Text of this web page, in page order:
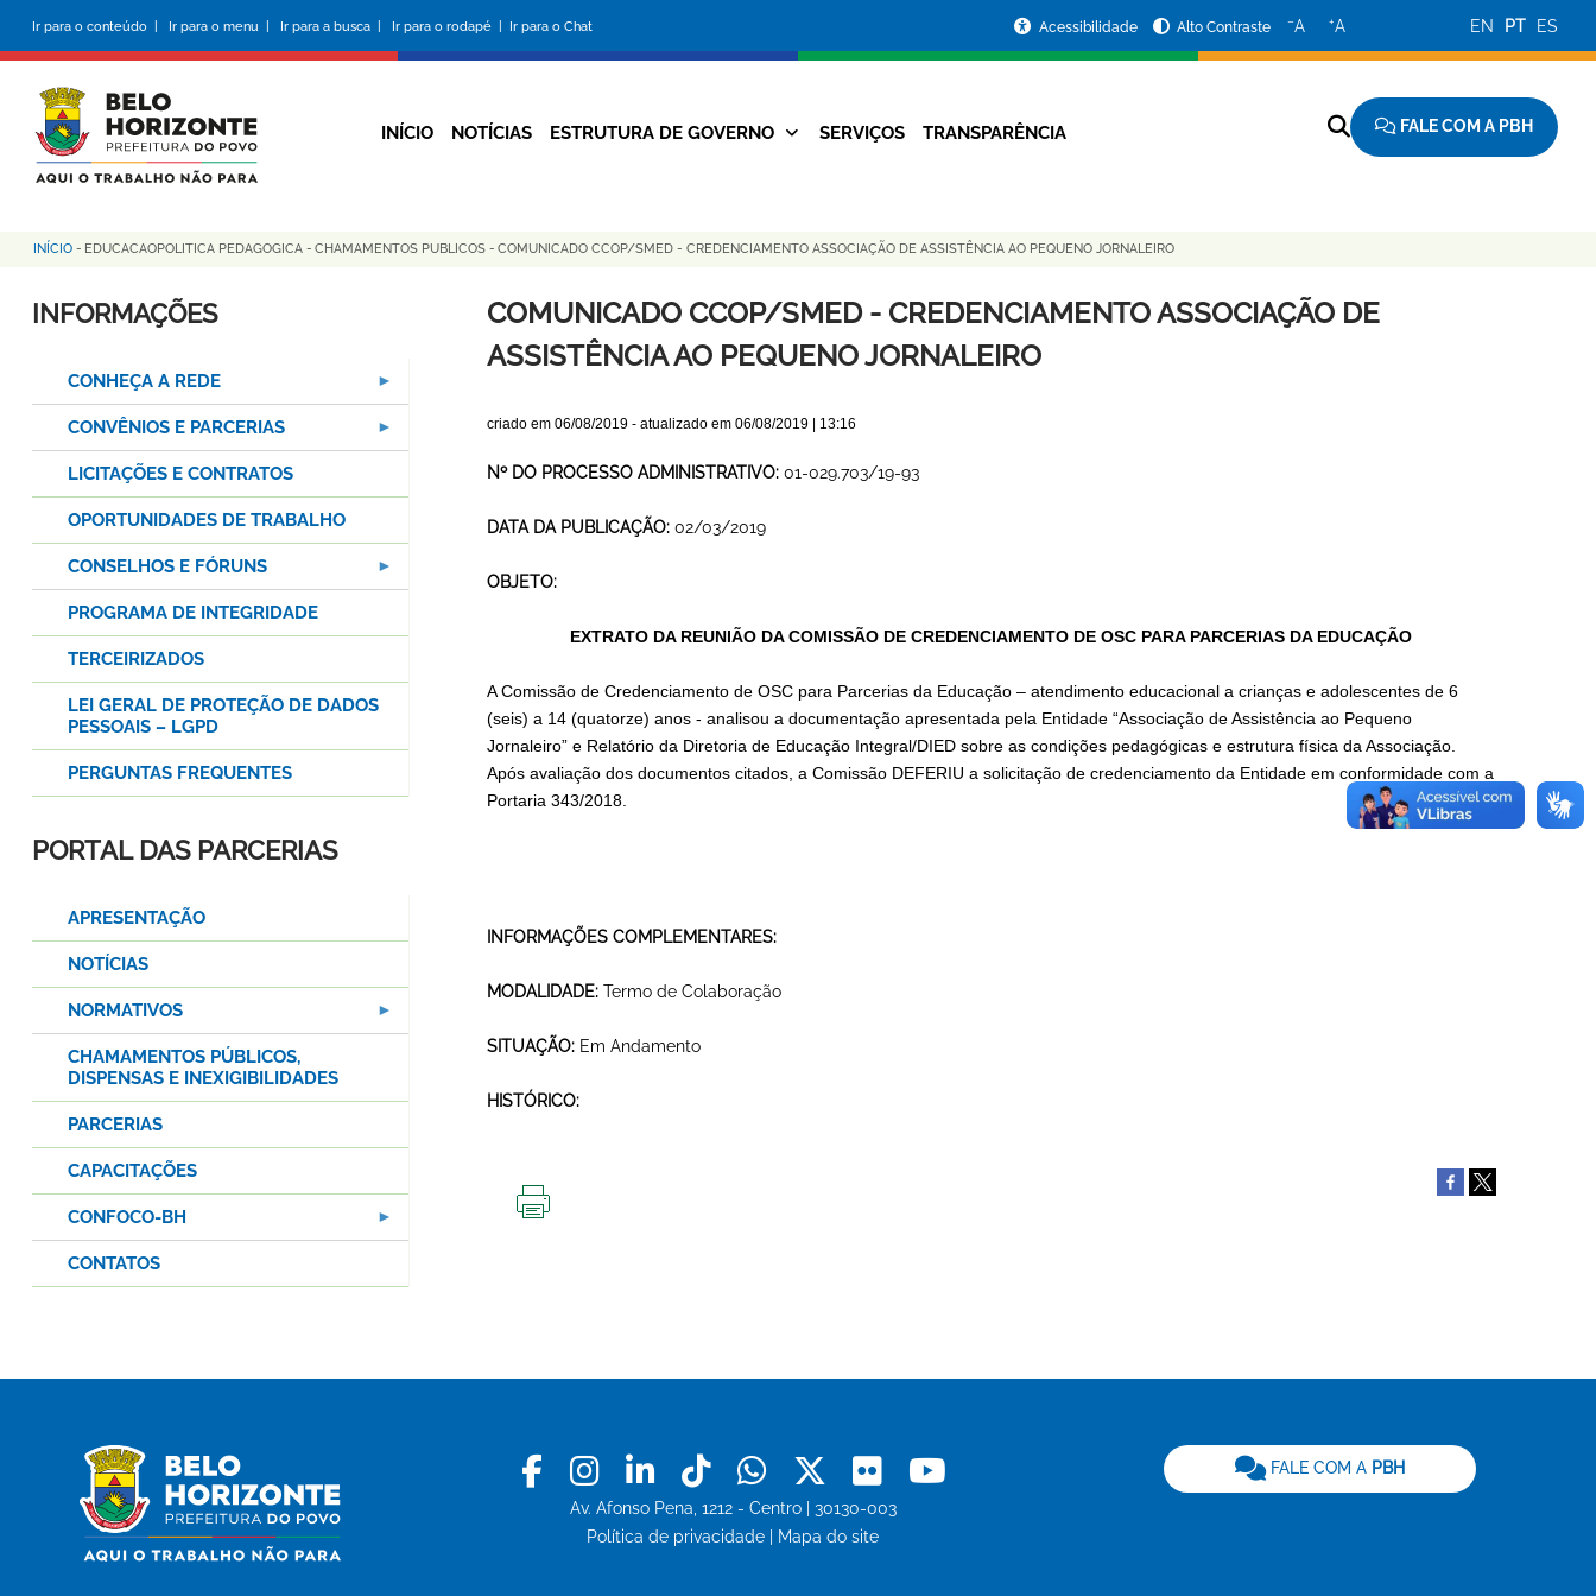
conteúdo
principal
Ir para o conteúdo | Ir para o menu | Ir para a busca | Ir para o rodapé | Ir para o Chat
da
Prefeitura
Acessibilidade Alto Contraste −A +A EN PT ES
Navegação
INÍCIO NOTÍCIAS ESTRUTURA DE GOVERNO SERVIÇOS TRANSPARÊNCIA FALE COM A PBH
Trilha
de
INÍCIO - EDUCACAOPOLITICA PEDAGOGICA - CHAMAMENTOS PUBLICOS - COMUNICADO CCOP/SMED - CREDENCIAMENTO ASSOCIAÇÃO DE ASSISTÊNCIA AO PEQUENO JORNALEIRO
COMUNICADO CCOP/SMED - CREDENCIAMENTO ASSOCIAÇÃO DE
ASSISTÊNCIA AO PEQUENO JORNALEIRO
criado em 06/08/2019- atualizado em 06/08/2019 | 13:16
Nº DO PROCESSO ADMINISTRATIVO: 01-029.703/19-93
DATA DA PUBLICAÇÃO: 02/03/2019
OBJETO:
EXTRATO DA REUNIÃO DA COMISSÃO DE CREDENCIAMENTO DE OSC PARA PARCERIAS DA EDUCAÇÃO
A Comissão de Credenciamento de OSC para Parcerias da Educação – atendimento educacional a crianças e adolescentes de 6
(seis) a 14 (quatorze) anos - analisou a documentação apresentada pela Entidade “Associação de Assistência ao Pequeno
Jornaleiro” e Relatório da Diretoria de Educação Integral/DIED sobre as condições pedagógicas e estrutura física da Associação.
Após avaliação dos documentos citados, a Comissão DEFERIU a solicitação de credenciamento da Entidade em conformidade com a
Portaria 343/2018.
INFORMAÇÕES COMPLEMENTARES:
MODALIDADE: Termo de Colaboração
SITUAÇÃO: Em Andamento
HISTÓRICO:
INFORMAÇÕES
CONHEÇA A REDE
CONVÊNIOS E PARCERIAS
LICITAÇÕES E CONTRATOS
OPORTUNIDADES DE TRABALHO
CONSELHOS E FÓRUNS
PROGRAMA DE INTEGRIDADE
TERCEIRIZADOS
LEI GERAL DE PROTEÇÃO DE DADOS
PESSOAIS – LGPD
PERGUNTAS FREQUENTES
PORTAL DAS PARCERIAS
APRESENTAÇÃO
NOTÍCIAS
NORMATIVOS
CHAMAMENTOS PÚBLICOS,
DISPENSAS E INEXIGIBILIDADES
PARCERIAS
CAPACITAÇÕES
CONFOCO-BH
CONTATOS
Facebook
Instagram
LinkedinTiktokWhatsapp
X Flickr
Av. Afonso Pena, 1212 - Centro | 30130-003
Política de privacidade
Mapa do site
FALE COM A PBH